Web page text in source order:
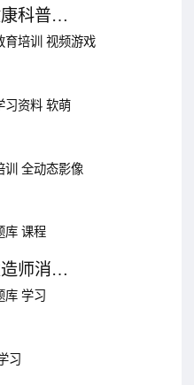
科普慢
育培训 视频游戏
习资料 软萌
全动态影像
库 课程
师消防
库 学习
习